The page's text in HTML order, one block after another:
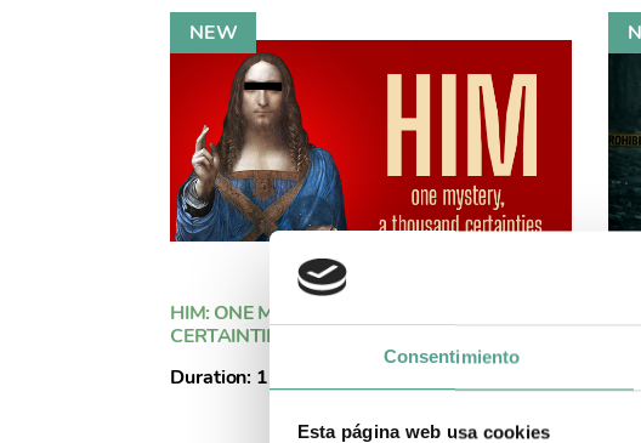
Consentimiento
Esta página web usa cookies
HIM: ONE MYSTERY, A THOUSAND
CERTAINTIES
Duration: 1x55'